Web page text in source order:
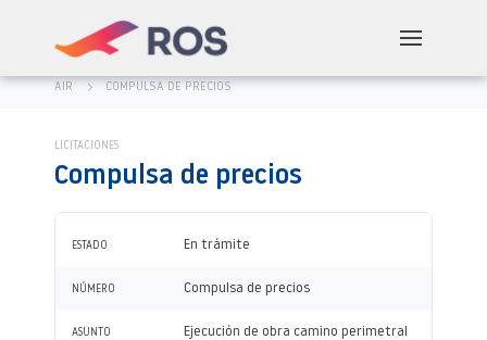
AIR COMPULSA DE PRECIOS
LICITACIONES
Compulsa de precios
ESTADO En trámite
NÚMERO Compulsa de precios
ASUNTO
Ejecución de obra camino perimetral